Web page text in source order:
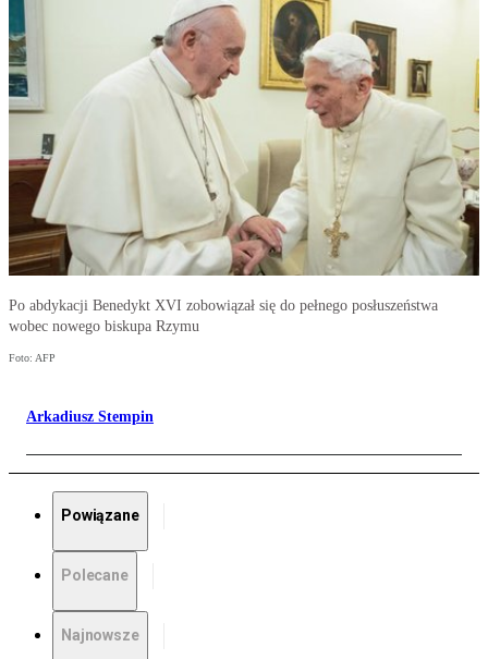
Po abdykacji Benedykt XVI zobowiązał się do pełnego posłuszeństwa
wobec nowego biskupa Rzymu
Foto: AFP
Arkadiusz Stempin
Powiązane
Polecane
Najnowsze